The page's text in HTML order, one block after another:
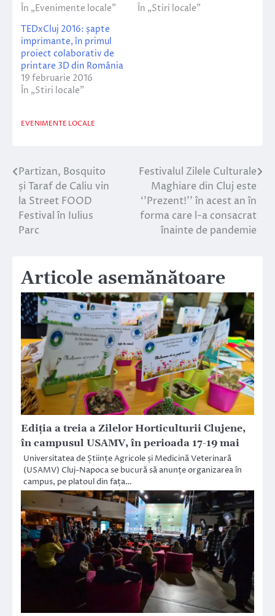
În „Evenimente locale”
În „Stiri locale”
TEDxCluj 2016: șapte
imprimante, în primul
proiect colaborativ de
printare 3D din România
19 februarie 2016
În „Stiri locale”
EVENIMENTE LOCALE
Navigare
în
articole
Partizan, Bosquito
și Taraf de Caliu vin
la Street FOOD
Festival în Iulius
Parc
Festivalul Zilele Culturale
Maghiare din Cluj este
‘’Prezent!’’ în acest an în
forma care l-a consacrat
înainte de pandemie
Articole asemănătoare
Ediția a treia a Zilelor Horticulturii Clujene,
în campusul USAMV, în perioada 17-19 mai
Universitatea de Științe Agricole și Medicină Veterinară
(USAMV) Cluj-Napoca se bucură să anunțe organizarea în
campus, pe platoul din fața…